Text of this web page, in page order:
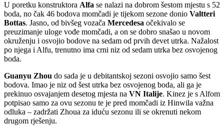
U poretku konstruktora Alfa se nalazi na dobrom šestom mjestu s 52
boda, no čak 46 bodova momčadi je tijekom sezone donio Valtteri
Bottas. Jasno, od bivšeg vozača Mercedesa očekivalo se
preuzimanje uloge vođe momčadi, a on se dobro snašao u novom
okruženju i osvojio bodove na sedam od prvih devet utrka. Nažalost
po njega i Alfu, trenutno ima crni niz od sedam utrka bez osvojenog
boda.
Guanyu Zhou do sada je u debitantskoj sezoni osvojio samo šest
bodova. Imao je niz od šest utrka bez osvojenog boda, ali ga je
prekinuo osvajanjem desetog mjesta na VN Italije. Kinez je s Alfom
potpisao samo za ovu sezonu te je pred momčadi iz Hinwila važna
odluka – zadržati Zhoua za iduću sezonu ili se okrenuti nekom
drugom rješenju.